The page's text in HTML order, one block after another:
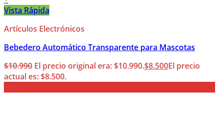
Vista Rápida
Artículos Electrónicos
Bebedero Automático Transparente para Mascotas
$10.990 El precio original era: $10.990.$8.500El precio
actual es: $8.500.